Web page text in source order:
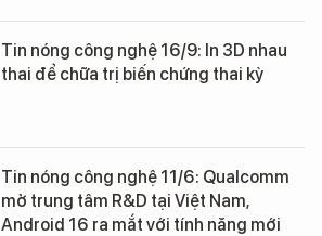
Tin nóng công nghệ 16/9: In 3D nhau
thai để chữa trị biến chứng thai kỳ
Tin nóng công nghệ 11/6: Qualcomm
mở trung tâm R&D tại Việt Nam,
Android 16 ra mắt với tính năng mới